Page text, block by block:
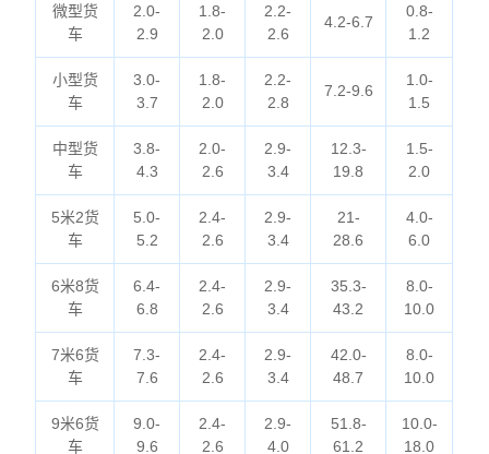
微型货
车
2.0-
2.9
1.8-
2.0
2.2-
2.6
4.2-6.7
0.8-
1.2
小型货
车
3.0-
3.7
1.8-
2.0
2.2-
2.8
7.2-9.6
1.0-
1.5
中型货
车
3.8-
4.3
2.0-
2.6
2.9-
3.4
12.3-
19.8
1.5-
2.0
5米2货
车
5.0-
5.2
2.4-
2.6
2.9-
3.4
21-
28.6
4.0-
6.0
6米8货
车
6.4-
6.8
2.4-
2.6
2.9-
3.4
35.3-
43.2
8.0-
10.0
7米6货
车
7.3-
7.6
2.4-
2.6
2.9-
3.4
42.0-
48.7
8.0-
10.0
9米6货
车
9.0-
9.6
2.4-
2.6
2.9-
4.0
51.8-
61.2
10.0-
18.0